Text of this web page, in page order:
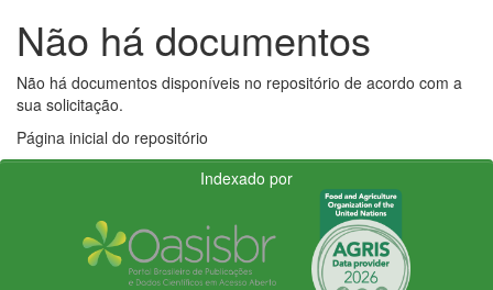
Não há documentos
Não há documentos disponíveis no repositório de acordo com a
sua solicitação.
Página inicial do repositório
Indexado por